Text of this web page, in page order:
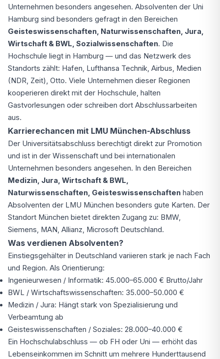
Unternehmen besonders angesehen. Absolventen der Uni
Hamburg sind besonders gefragt in den Bereichen
Geisteswissenschaften, Naturwissenschaften, Jura,
Wirtschaft & BWL, Sozialwissenschaften. Die
Hochschule liegt in Hamburg — und das Netzwerk des
Standorts zählt: Hafen, Lufthansa Technik, Airbus, Medien
(NDR, Zeit), Otto. Viele Unternehmen dieser Regionen
kooperieren direkt mit der Hochschule, halten
Gastvorlesungen oder schreiben dort Abschlussarbeiten
aus.
Karrierechancen mit LMU München-Abschluss
Der Universitätsabschluss berechtigt direkt zur Promotion
und ist in der Wissenschaft und bei internationalen
Unternehmen besonders angesehen. In den Bereichen
Medizin, Jura, Wirtschaft & BWL,
Naturwissenschaften, Geisteswissenschaften haben
Absolventen der LMU München besonders gute Karten. Der
Standort München bietet direkten Zugang zu: BMW,
Siemens, MAN, Allianz, Microsoft Deutschland.
Was verdienen Absolventen?
Einstiegsgehälter in Deutschland variieren stark je nach Fach
und Region. Als Orientierung:
Ingenieurwesen / Informatik: 45.000–65.000 € Brutto/Jahr
BWL / Wirtschaftswissenschaften: 35.000–50.000 €
Medizin / Jura: Hängt stark von Spezialisierung und
Verbeamtung ab
Geisteswissenschaften / Soziales: 28.000–40.000 €
Ein Hochschulabschluss — ob FH oder Uni — erhöht das
Lebenseinkommen im Schnitt um mehrere Hunderttausend